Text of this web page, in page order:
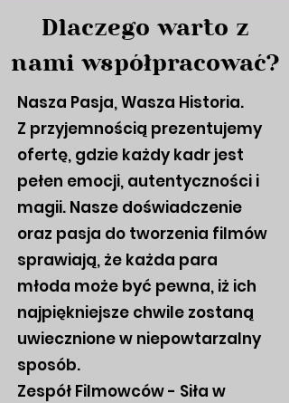
Dlaczego warto z
nami współpracować?
Nasza Pasja, Wasza Historia.
Z przyjemnością prezentujemy
ofertę, gdzie każdy kadr jest
pełen emocji, autentyczności i
magii. Nasze doświadczenie
oraz pasja do tworzenia filmów
sprawiają, że każda para
młoda może być pewna, iż ich
najpiękniejsze chwile zostaną
uwiecznione w niepowtarzalny
sposób.
Zespół Filmowców - Siła w